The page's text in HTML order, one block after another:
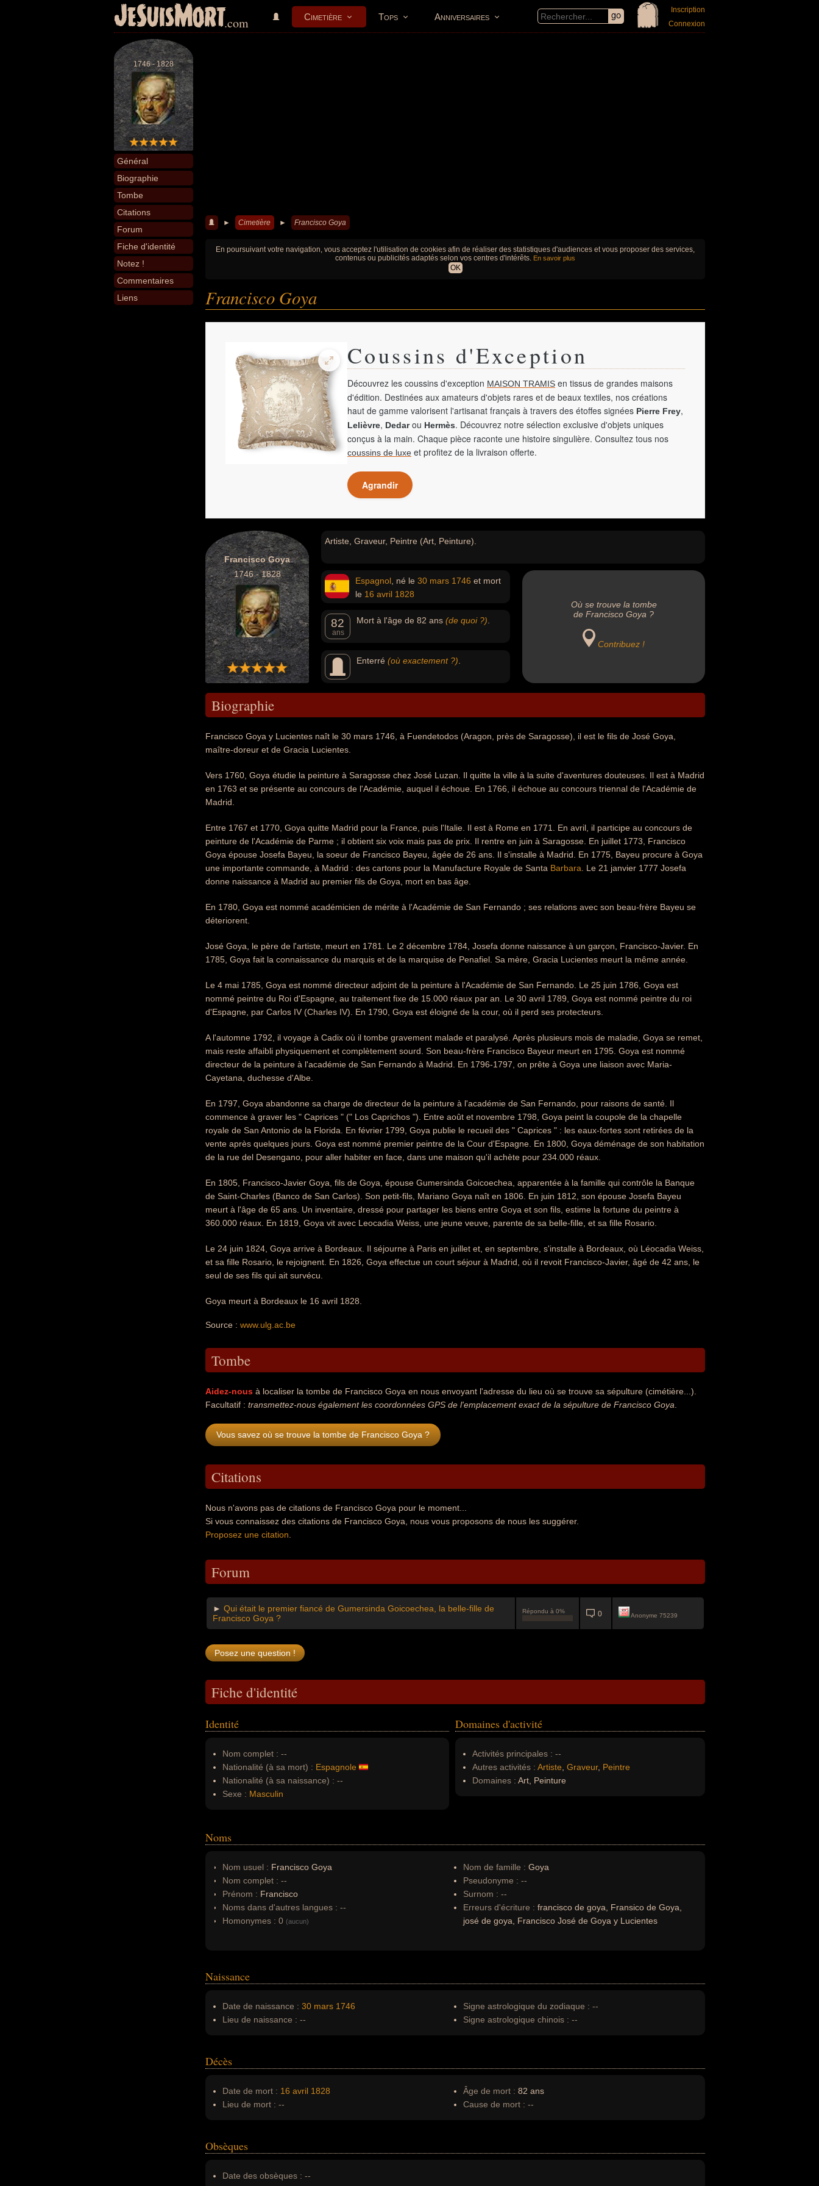
JeSuisMort.com Cimetière Tops Anniversaires
Inscription
Connexion
1746 - 1828
Général
Biographie
Tombe
Citations
Forum
Fiche d'identité
Notez !
Commentaires
Liens
► Cimetière ► Francisco Goya
En poursuivant votre navigation, vous acceptez l'utilisation de cookies afin de réaliser des statistiques d'audiences et vous proposer des services,
contenus ou publicités adaptés selon vos centres d'intérêts. En savoir plus
OK
Francisco Goya
Coussins d'Exception
Découvrez les coussins d'exception MAISON TRAMIS en tissus de grandes maisons
d'édition. Destinées aux amateurs d'objets rares et de beaux textiles, nos créations
haut de gamme valorisent l'artisanat français à travers des étoffes signées Pierre Frey,
Lelièvre, Dedarou Hermès. Découvrez notre sélection exclusive d'objets uniques
conçus à la main. Chaque pièce raconte une histoire singulière. Consultez tous nos
coussins de luxe et profitez de la livraison offerte.
Agrandir
Francisco Goya
1746 - 1828
Artiste, Graveur, Peintre (Art, Peinture).
Espagnol , né le 30 mars 1746 et mort
le 16 avril 1828
82
ans
Mort à l'âge de 82 ans (de quoi ?)
Enterré (où exactement ?)
Où se trouve la tombe
de Francisco Goya ?
Contribuez !
Biographie
Francisco Goya y Lucientes naît le 30 mars 1746, à Fuendetodos (Aragon, près de Saragosse), il est le fils de José Goya,
maître-doreur et de Gracia Lucientes.
Vers 1760, Goya étudie la peinture à Saragosse chez José Luzan. Il quitte la ville à la suite d'aventures douteuses. Il est à Madrid
en 1763 et se présente au concours de l'Académie, auquel il échoue. En 1766, il échoue au concours triennal de l'Académie de
Madrid.
Entre 1767 et 1770, Goya quitte Madrid pour la France, puis l'Italie. Il est à Rome en 1771. En avril, il participe au concours de
peinture de l'Académie de Parme ; il obtient six voix mais pas de prix. Il rentre en juin à Saragosse. En juillet 1773, Francisco
Goya épouse Josefa Bayeu, la soeur de Francisco Bayeu, âgée de 26 ans. Il s'installe à Madrid. En 1775, Bayeu procure à Goya
une importante commande, à Madrid : des cartons pour la Manufacture Royale de Santa Barbara . Le 21 janvier 1777 Josefa
donne naissance à Madrid au premier fils de Goya, mort en bas âge.
En 1780, Goya est nommé académicien de mérite à l'Académie de San Fernando ; ses relations avec son beau-frère Bayeu se
déteriorent.
José Goya, le père de l'artiste, meurt en 1781. Le 2 décembre 1784, Josefa donne naissance à un garçon, Francisco-Javier. En
1785, Goya fait la connaissance du marquis et de la marquise de Penafiel. Sa mère, Gracia Lucientes meurt la même année.
Le 4 mai 1785, Goya est nommé directeur adjoint de la peinture à l'Académie de San Fernando. Le 25 juin 1786, Goya est
nommé peintre du Roi d'Espagne, au traitement fixe de 15.000 réaux par an. Le 30 avril 1789, Goya est nommé peintre du roi
d'Espagne, par Carlos IV (Charles IV). En 1790, Goya est éloigné de la cour, où il perd ses protecteurs.
A l'automne 1792, il voyage à Cadix où il tombe gravement malade et paralysé. Après plusieurs mois de maladie, Goya se remet,
mais reste affaibli physiquement et complètement sourd. Son beau-frère Francisco Bayeur meurt en 1795. Goya est nommé
directeur de la peinture à l'académie de San Fernando à Madrid. En 1796-1797, on prête à Goya une liaison avec Maria-
Cayetana, duchesse d'Albe.
En 1797, Goya abandonne sa charge de directeur de la peinture à l'académie de San Fernando, pour raisons de santé. Il
commence à graver les " Caprices " (" Los Caprichos "). Entre août et novembre 1798, Goya peint la coupole de la chapelle
royale de San Antonio de la Florida. En février 1799, Goya publie le recueil des " Caprices " : les eaux-fortes sont retirées de la
vente après quelques jours. Goya est nommé premier peintre de la Cour d'Espagne. En 1800, Goya déménage de son habitation
de la rue del Desengano, pour aller habiter en face, dans une maison qu'il achète pour 234.000 réaux.
En 1805, Francisco-Javier Goya, fils de Goya, épouse Gumersinda Goicoechea, apparentée à la famille qui contrôle la Banque
de Saint-Charles (Banco de San Carlos). Son petit-fils, Mariano Goya naît en 1806. En juin 1812, son épouse Josefa Bayeu
meurt à l'âge de 65 ans. Un inventaire, dressé pour partager les biens entre Goya et son fils, estime la fortune du peintre à
360.000 réaux. En 1819, Goya vit avec Leocadia Weiss, une jeune veuve, parente de sa belle-fille, et sa fille Rosario.
Le 24 juin 1824, Goya arrive à Bordeaux. Il séjourne à Paris en juillet et, en septembre, s'installe à Bordeaux, où Léocadia Weiss,
et sa fille Rosario, le rejoignent. En 1826, Goya effectue un court séjour à Madrid, où il revoit Francisco-Javier, âgé de 42 ans, le
seul de ses fils qui ait survécu.
Goya meurt à Bordeaux le 16 avril 1828.
Source : www.ulg.ac.be
Tombe
Aidez-nous à localiser la tombe de Francisco Goya en nous envoyant l'adresse du lieu où se trouve sa sépulture (cimétière...).
Facultatif : transmettez-nous également les coordonnées GPS de l'emplacement exact de la sépulture de Francisco Goya
Vous savez où se trouve la tombe de Francisco Goya ?
Citations
Nous n'avons pas de citations de Francisco Goya pour le moment...
Si vous connaissez des citations de Francisco Goya, nous vous proposons de nous les suggérer.
Proposez une citation
Forum
► Qui était le premier fiancé de Gumersinda Goicoechea, la belle-fille de
Francisco Goya ?
Répondu à 0% 0 Anonyme 75239
Fiche d'identité
Identité
Nom complet : --
Nationalité (à sa mort) : Espagnole
Nationalité (à sa naissance) : --
Sexe : Masculin
Domaines d'activité
Activités principales : --
Autres activités : Artiste Graveur, Peintre
Domaines : Art, Peinture
Noms
Nom usuel : Francisco Goya
Nom complet : --
Prénom : Francisco
Noms dans d'autres langues : --
Homonymes : 0 (aucun)
Nom de famille : Goya
Pseudonyme : --
Surnom : --
Erreurs d'écriture : francisco de goya, Fransico de Goya,
josé de goya, Francisco José de Goya y Lucientes
Naissance
Date de naissance : 30 mars 1746
Lieu de naissance : --
Signe astrologique du zodiaque : --
Signe astrologique chinois : --
Décès
Date de mort : 16 avril 1828
Lieu de mort : --
Âge de mort : 82 ans
Cause de mort : --
Obsèques
Date des obsèques : --